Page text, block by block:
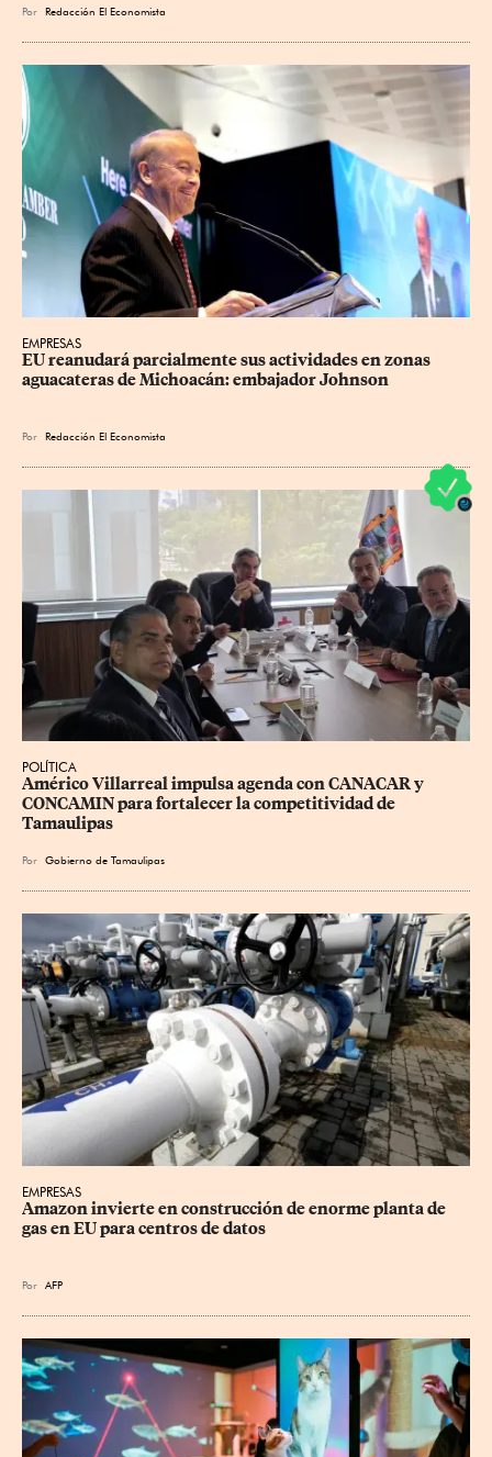
Por Redacción El Economista
EMPRESAS
EU reanudará parcialmente sus actividades en zonas
aguacateras de Michoacán: embajador Johnson
Por Redacción El Economista
POLÍTICA
Américo Villarreal impulsa agenda con CANACAR y
CONCAMIN para fortalecer la competitividad de
Tamaulipas
Por Gobierno de Tamaulipas
EMPRESAS
Amazon invierte en construcción de enorme planta de
gas en EU para centros de datos
Por AFP